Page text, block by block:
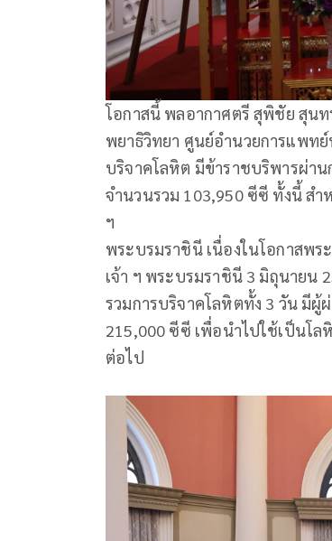
โอกาสนี้ พลอากาศตรี สุพิชัย สุนท
พยาธิวิทยา ศูนย์อำนวยการแพท
บริจาคโลหิต มีข้าราชบริพารผ่า
จำนวนรวม 103,950 ซีซี ทั้งนี้ สำ
ฯ
พระบรมราชินี เนื่องในโอกาสพ
เจ้า ฯ พระบรมราชินี 3 มิถุนายน
รวมการบริจาคโลหิตทั้ง 3 วัน มีผู้
215,000 ซีซี เพื่อนำไปใช้เป็นโ
ต่อไป